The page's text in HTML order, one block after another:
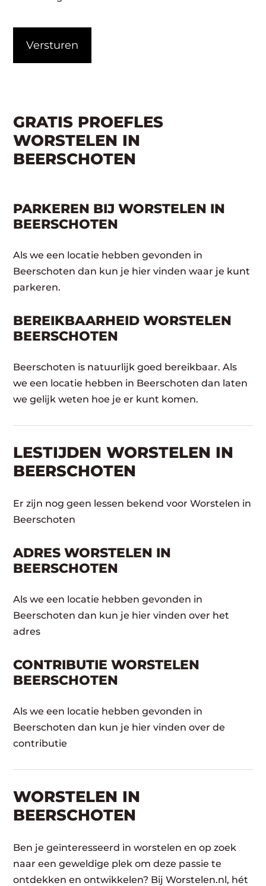
GRATIS PROEFLES
WORSTELEN IN
BEERSCHOTEN
PARKEREN BIJ WORSTELEN IN
BEERSCHOTEN
Als we een locatie hebben gevonden in
Beerschoten dan kun je hier vinden waar je kunt
parkeren.
BEREIKBAARHEID WORSTELEN
BEERSCHOTEN
Beerschoten is natuurlijk goed bereikbaar. Als
we een locatie hebben in Beerschoten dan laten
we gelijk weten hoe je er kunt komen.
LESTIJDEN WORSTELEN IN
BEERSCHOTEN
Er zijn nog geen lessen bekend voor Worstelen in
Beerschoten
ADRES WORSTELEN IN
BEERSCHOTEN
Als we een locatie hebben gevonden in
Beerschoten dan kun je hier vinden over het
adres
CONTRIBUTIE WORSTELEN
BEERSCHOTEN
Als we een locatie hebben gevonden in
Beerschoten dan kun je hier vinden over de
contributie
WORSTELEN​ IN
BEERSCHOTEN
Ben je geïnteresseerd in worstelen en op zoek
naar een geweldige plek om deze passie te
ontdekken en ontwikkelen? Bij Worstelen.nl, hét